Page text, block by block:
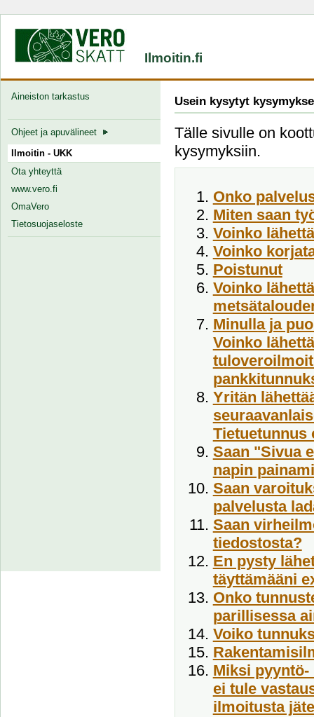
Ilmoitin.fi
Aineiston tarkastus
Ohjeet ja apuvälineet
Ilmoitin - UKK
Ota yhteyttä
www.vero.fi
OmaVero
Tietosuojaseloste
Usein kysytyt
Tälle sivulle on
kysymyksiin.
Onko
Miten saan
Voinko
Voinko
Poistunut
Voinko
Minulla ja
Voinko
Yritän
Saan "Sivua
napin
Saan
palvelusta
Saan
tiedostosta?
En pysty
täyttämääni
Onko
parillisessa
Voiko
Miksi
ei tule
ilmoitusta